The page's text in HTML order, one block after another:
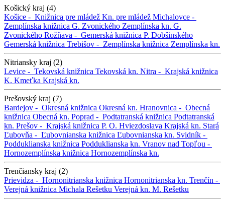
Košický kraj (4)
Košice - Knižnica pre mládež Kn. pre mládež Michalovce -
Zemplínska knižnica G. Zvonického Zemplínska kn. G.
Zvonického Rožňava - Gemerská knižnica P. Dobšinského
Gemerská knižnica Trebišov - Zemplínska knižnica Zemplínska kn.
Nitriansky kraj (2)
Levice - Tekovská knižnica Tekovská kn. Nitra - Krajská knižnica
K. Kmeťka Krajská kn.
Prešovský kraj (7)
Bardejov - Okresná knižnica Okresná kn. Hranovnica - Obecná
knižnica Obecná kn. Poprad - Podtatranská knižnica Podtatranská
kn. Prešov - Krajská knižnica P. O. Hviezdoslava Krajská kn. Stará
Ľubovňa - Ľubovnianska knižnica Ľubovnianska kn. Svidník -
Podduklianska knižnica Podduklianska kn. Vranov nad Topľou -
Hornozemplínska knižnica Hornozemplínska kn.
Trenčiansky kraj (2)
Prievidza - Hornonitrianska knižnica Hornonitrianska kn. Trenčín -
Verejná knižnica Michala Rešetku Verejná kn. M. Rešetku